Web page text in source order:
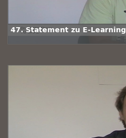
47. Statement zu E-Learning